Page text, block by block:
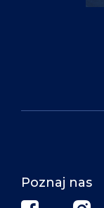
Poznaj nas